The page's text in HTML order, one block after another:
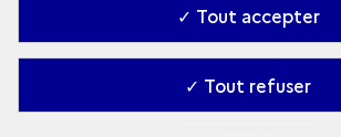
✓ Tout accepter
✓ Tout refuser